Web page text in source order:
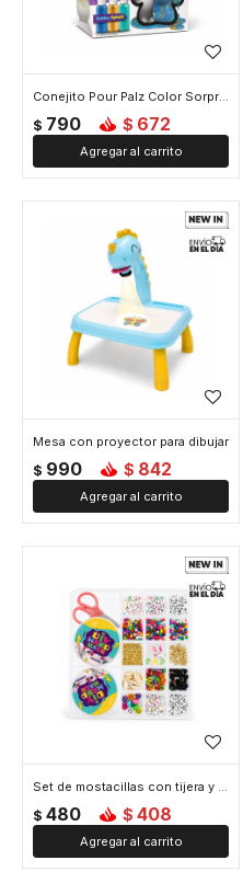
Conejito Pour Palz Color Sorpresa
$ 790 $ 672
Mesa con proyector para dibujar
$ 990 $ 842
Set de mostacillas con tijera y dos tanzas - Letras y más accesorios
$ 480 $ 408